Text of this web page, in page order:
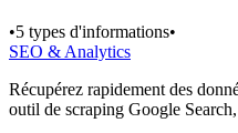
•5 types d'informations•
SEO & Analytics
Récupérez rapidement des
outil de scraping Google